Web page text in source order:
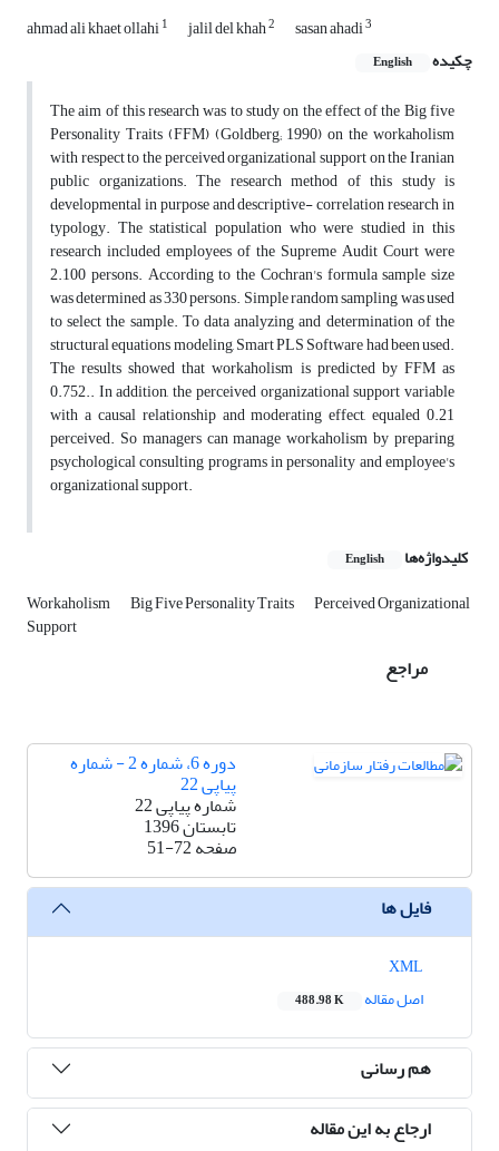
ahmad ali khaet ollahi1 jalil del khah2 sasan ahadi3
چکیده English
The aim of this research was to study on the effect of the Big five
Personality Traits (FFM) (Goldberg; 1990) on the workaholism
with respect to the perceived organizational support on the Iranian
public organizations. The research method of this study is
developmental in purpose and descriptive- correlation research in
typology. The statistical population who were studied in this
research included employees of the Supreme Audit Court were
2.100 persons. According to the Cochran's formula sample size
was determined as 330 persons. Simple random sampling was used
to select the sample. To data analyzing and determination of the
structural equations modeling, Smart PLS Software had been used.
The results showed that workaholism is predicted by FFM as
0.752.. In addition, the perceived organizational support variable
with a causal relationship and moderating effect, equaled 0.21
perceived. So managers can manage workaholism by preparing
psychological consulting programs in personality and employee's
organizational support.
کلیدواژه‌ها English
Workaholism Big Five Personality Traits Perceived Organizational
Support
مراجع
دوره 6، شماره 2 - شماره
پیاپی 22
شماره پیاپی 22
تابستان 1396
صفحه51-72
فایل ها
اصل مقاله
488.98 K
هم رسانی
ارجاع به این مقاله